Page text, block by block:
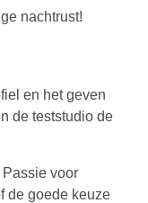
nachtrust!
en het geven
de teststudio de
voor
de goede keuze